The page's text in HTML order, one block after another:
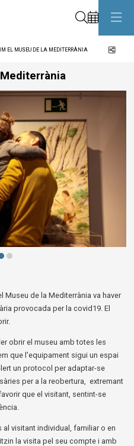
EL MUSEU DE LA MEDITERRÀNIA
de la Mediterrània va haver
provocada per la covid19. El
obrir el museu amb totes les
que l'equipament sigui un espai
un protocol per adaptar-se
per a la reobertura, extremant
que el visitant, sentint-se
visitant individual, familiar o en
la visita pel seu compte i amb